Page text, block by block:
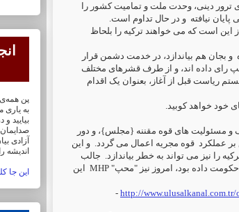
دینی، وحدت ملت و تمامیت کشور را
و در حال تداوم است.
این است که می خواهند ترکیه را بلحاظ
و بجان هم بیاندازد، در خدمت دشمن قرار
رای داده اند، و از طرف قشرهای مختلف
ریاست قبل از آغاز، بعنوان یک اقدام
خود خواهد کوبید.
و مسئولیت های قوه مقننه {مجلس}، و دور
عملکرد قوه مجریه اعمال می گردد. و این
را نیز می تواند به خطر بیاندازد. جالب
داده بود، امروز نیز "محپ" MHP
این
http://www.ulusalkanal.com.tr/
-
پن همه‌ی
به یاری
بیایید و
صدایمان
آزادی
اندیشه
این جا